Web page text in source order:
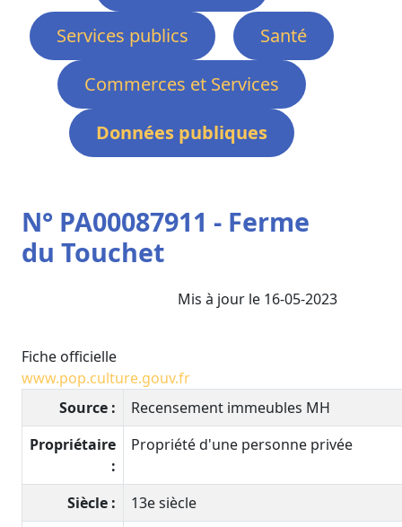
Services publics
Santé
Commerces et Services
Données publiques
N° PA00087911 - Ferme
du Touchet
Mis à jour le 16-05-2023
Fiche officielle
www.pop.culture.gouv.fr
Source :
Recensement immeubles MH
Propriétaire
:
Propriété d'une personne privée
Siècle :
13e siècle